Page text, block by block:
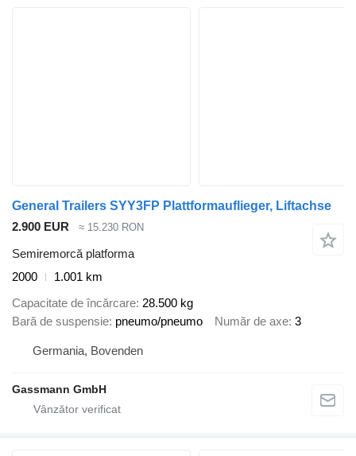
General Trailers SYY3FP Plattformauflieger, Liftachse
2.900 EUR
≈ 15.230 RON
Semiremorcă platforma
2000
1.001 km
Capacitate de încărcare 28.500 kg
Bară de suspensie pneumo/pneumo Număr de axe 3
Germania, Bovenden
Gassmann GmbH